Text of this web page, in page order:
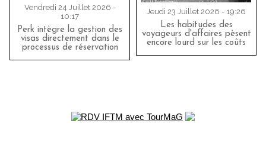
Vendredi 24 Juillet 2026 -
10:17
Perk intègre la gestion des
visas directement dans le
processus de réservation
Jeudi 23 Juillet 2026 - 19:26
Les habitudes des
voyageurs d'affaires pèsent
encore lourd sur les coûts